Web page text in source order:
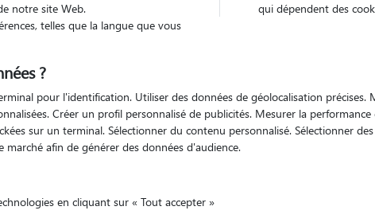
notre site Web.
telles que la langue que vous
qui dépendent des
?
pour l'identification. Utiliser des données de géolocalisation précises.
Créer un profil personnalisé de publicités. Mesurer la
sur un terminal. Sélectionner du contenu personnalisé. Sélectionner
afin de générer des données d'audience.
en cliquant sur « Tout accepter »